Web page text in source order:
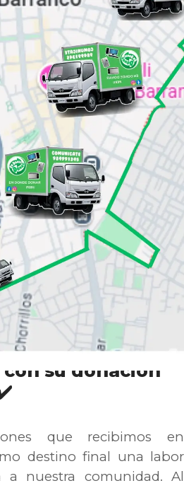
su donación
que recibimos en
destino final una labor
a nuestra comunidad. Al